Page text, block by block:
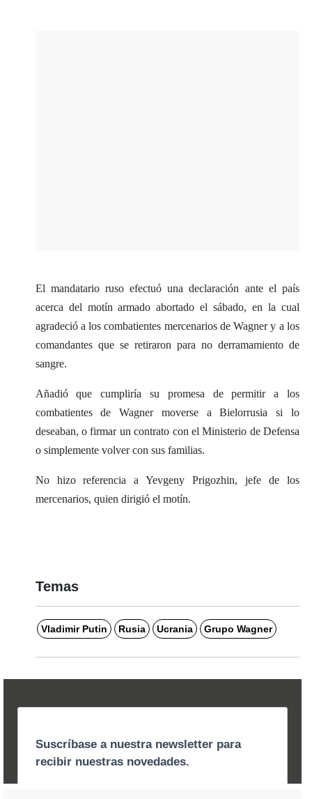
El mandatario ruso efectuó una declaración ante el país
acerca del motín armado abortado el sábado, en la cual
agradeció a los combatientes mercenarios de Wagner y a los
comandantes que se retiraron para no derramamiento de
sangre.
Añadió que cumpliría su promesa de permitir a los
combatientes de Wagner moverse a Bielorrusia si lo
deseaban, o firmar un contrato con el Ministerio de Defensa
o simplemente volver con sus familias.
No hizo referencia a Yevgeny Prigozhin, jefe de los
mercenarios, quien dirigió el motín.
Temas
Vladimir Putin Rusia Ucrania Grupo Wagner